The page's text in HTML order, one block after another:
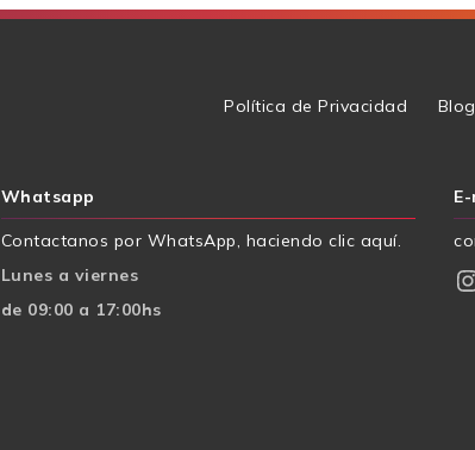
Política de Privacidad Blog
Whatsapp
Contactanos por WhatsApp, haciendo clic aquí.
Lunes a viernes
de 09:00 a 17:00hs